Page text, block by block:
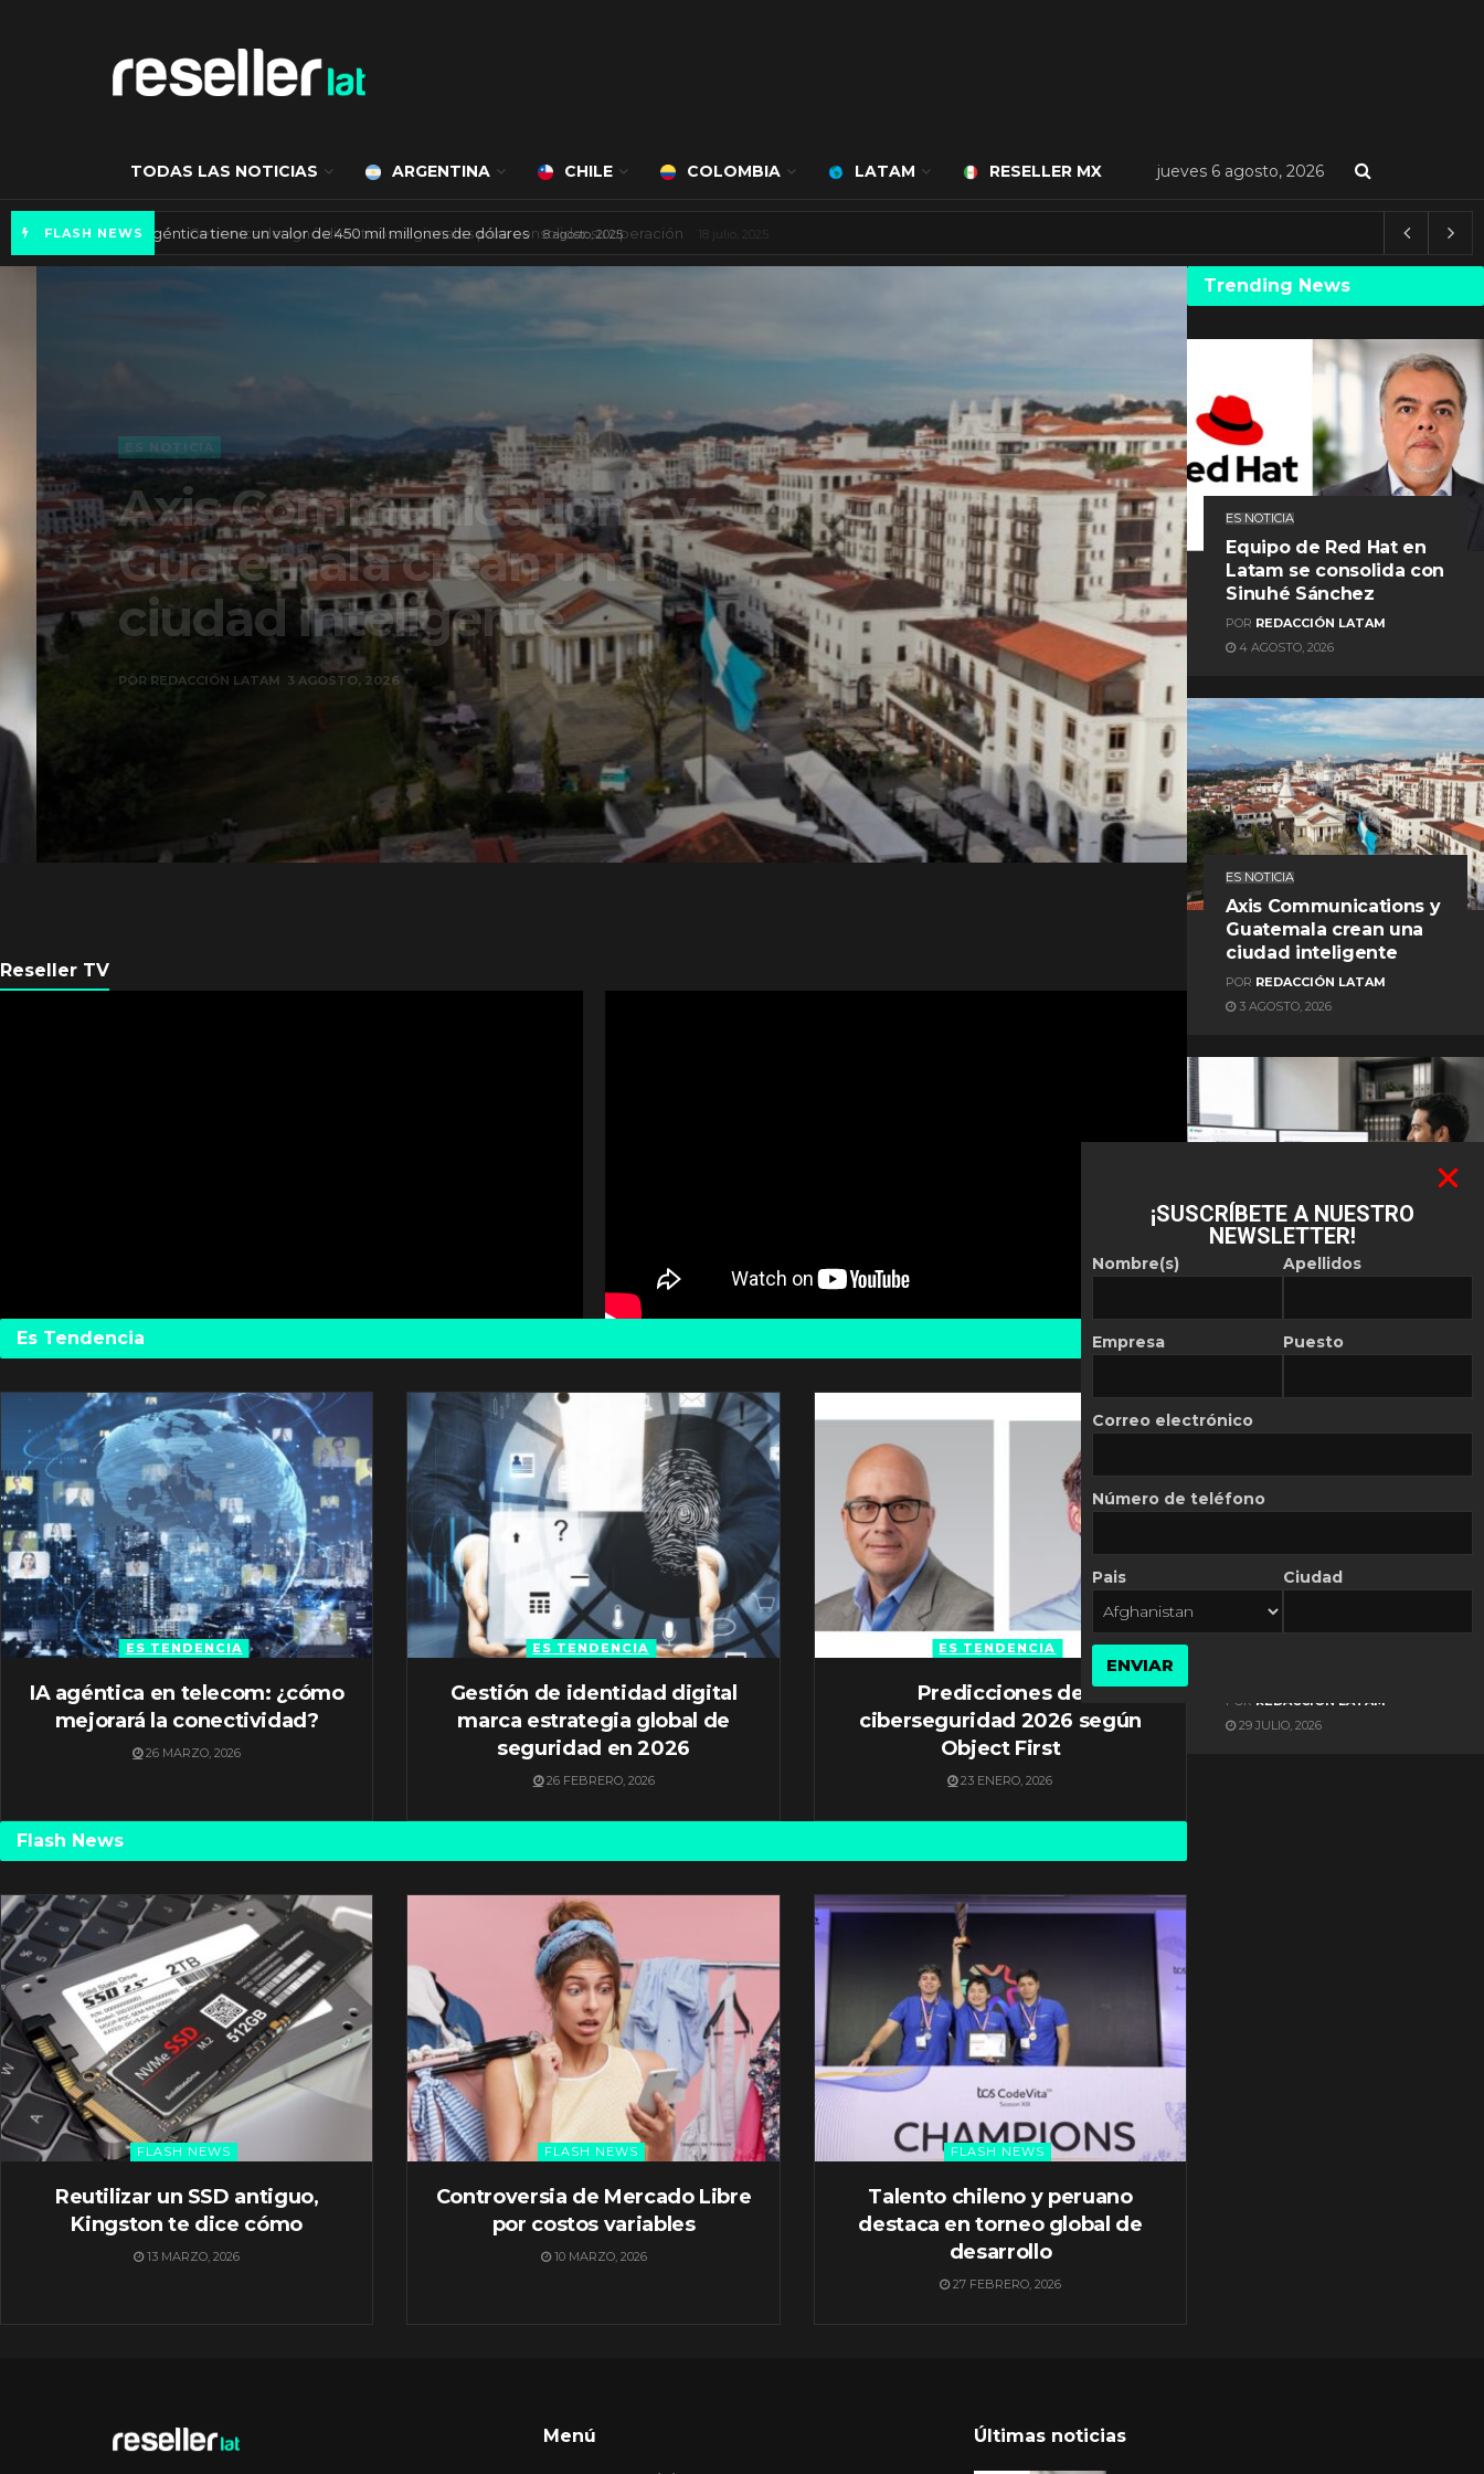
TODAS LAS NOTICIAS ARGENTINA CHILE COLOMBIA LATAM RESELLER MX jueves 6 agosto, 2026
FLASH NEWS Mercado de IA agéntica tiene un valor de 450 mil millones de dólares 8 agosto, 2025
ES NOTICIA
Axis Communications y
Guatemala crean una
ciudad inteligente
REDACCIÓN LATAM 3 AGOSTO, 2026
Reseller TV
Es Tendencia
ES TENDENCIA
IA agéntica en telecom: ¿cómo
mejorará la conectividad?
26 MARZO, 2026
ES TENDENCIA
Gestión de identidad digital
marca estrategia global de
seguridad en 2026
26 FEBRERO, 2026
ES TENDENCIA
Predicciones de
ciberseguridad 2026 según
Object First
23 ENERO, 2026
Flash News
FLASH NEWS
Reutilizar un SSD antiguo,
Kingston te dice cómo
13 MARZO, 2026
FLASH NEWS
Controversia de Mercado Libre
por costos variables
10 MARZO, 2026
FLASH NEWS
Talento chileno y peruano
destaca en torneo global de
desarrollo
27 FEBRERO, 2026
Trending News
ES NOTICIA
Equipo de Red Hat en
Latam se consolida con
Sinuhé Sánchez
POR REDACCIÓN LATAM
4 AGOSTO, 2026
ES NOTICIA
Axis Communications y
Guatemala crean una
ciudad inteligente
POR REDACCIÓN LATAM
3 AGOSTO, 2026
ES NOTICIA
Automatización de las
REDACCIÓN LATAM
ES NOTICIA
POR REDACCIÓN LATAM
29 JULIO, 2026
Menú Últimas noticias
¡SUSCRÍBETE A NUESTRO
NEWSLETTER!
Nombre(s)
Empresa
Apellidos
Puesto
Correo electrónico
Número de teléfono
Pais Ciudad
ENVIAR